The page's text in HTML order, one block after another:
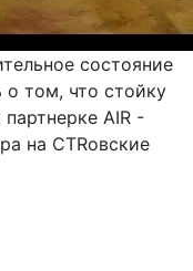
состояние
о том, что стойку
AIR -
на CTRовские